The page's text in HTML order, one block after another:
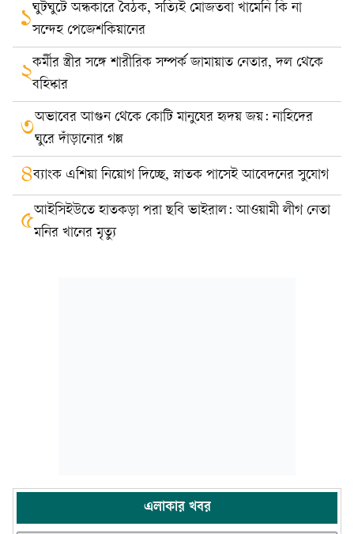
১ঘুটঘুটে অন্ধকারে বৈঠক, সত্যিই মোজতবা খামেনি কি না
সন্দেহ পেজেশকিয়ানের
২কর্মীর স্ত্রীর সঙ্গে শারীরিক সম্পর্ক জামায়াত নেতার, দল থেকে
বহিষ্কার
৩অভাবের আগুন থেকে কোটি মানুষের হৃদয় জয়: নাহিদের
ঘুরে দাঁড়ানোর গল্প
৪ব্যাংক এশিয়া নিয়োগ দিচ্ছে, স্নাতক পাসেই আবেদনের সুযোগ
৫আইসিইউতে হাতকড়া পরা ছবি ভাইরাল: আওয়ামী লীগ নেতা
মনির খানের মৃত্যু
এলাকার খবর